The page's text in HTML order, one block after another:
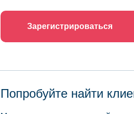
Зарегистрироваться
Попробуйте найти